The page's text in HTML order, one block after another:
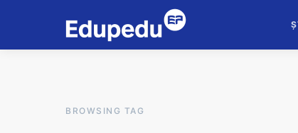
BROWSING TAG